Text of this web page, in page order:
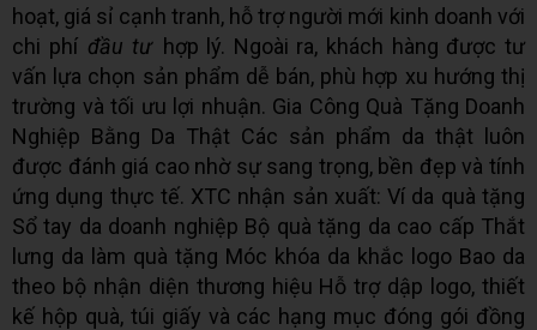
hoạt, giá sỉ cạnh tranh, hỗ trợ người mới kinh doanh với
chi phí đầu tư hợp lý. Ngoài ra, khách hàng được tư
vấn lựa chọn sản phẩm dễ bán, phù hợp xu hướng thị
trường và tối ưu lợi nhuận. Gia Công Quà Tặng Doanh
Nghiệp Bằng Da Thật Các sản phẩm da thật luôn
được đánh giá cao nhờ sự sang trọng, bền đẹp và tính
ứng dụng thực tế. XTC nhận sản xuất: Ví da quà tặng
Sổ tay da doanh nghiệp Bộ quà tặng da cao cấp Thắt
lưng da làm quà tặng Móc khóa da khắc logo Bao da
theo bộ nhận diện thương hiệu Hỗ trợ dập logo, thiết
kế hộp quà, túi giấy và các hạng mục đóng gói đồng